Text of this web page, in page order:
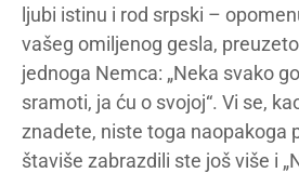
ljubi istinu i rod srpski –
vašeg omiljenog gesla,
jednoga Nemca: „Neka svako
sramoti, ja ću o svojoj“. Vi se,
znadete, niste toga naopakoga
štaviše zabrazdili ste još više i